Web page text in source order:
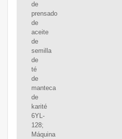
de
prensado
de
aceite
de
semilla
de
té
de
manteca
de
karité
6YL-
128;
Máquina